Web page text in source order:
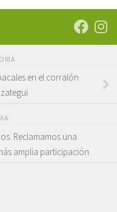
en el corralón
Reclamamos una
amplia participación